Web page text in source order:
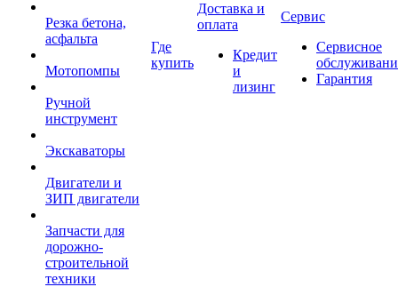
Резка бетона,
асфальта
Мотопомпы
Ручной
инструмент
Экскаваторы
Двигатели и
ЗИП двигатели
Запчасти для
дорожно-
строительной
техники
Где
купить
Доставка и
оплата
Кредит
и
лизинг
Сервис
Сервисное
Гарантия